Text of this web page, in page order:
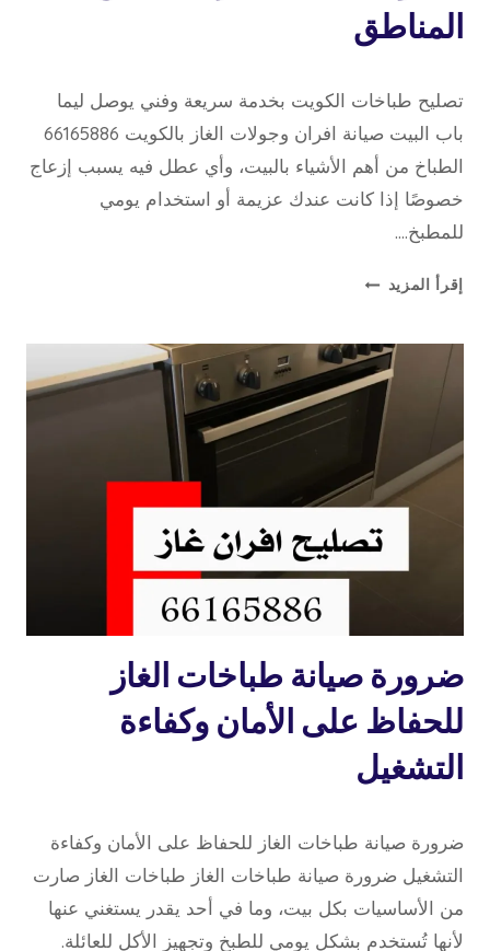
المناطق
repaircookers
تصليح طباخات الكويت بخدمة سريعة وفني يوصل ليما
باب البيت صيانة افران وجولات الغاز بالكويت 66165886
الطباخ من أهم الأشياء بالبيت، وأي عطل فيه يسبب إزعاج
خصوصًا إذا كانت عندك عزيمة أو استخدام يومي
للمطبخ….
إقرأ المزيد صيانة
الغاز
بالكويت
بخدمة
سريعة
لجميع
المناطق
طباخات
ضرورة صيانة طباخات الغاز
للحفاظ على الأمان وكفاءة
التشغيل
repaircookers
ضرورة صيانة طباخات الغاز للحفاظ على الأمان وكفاءة
التشغيل ضرورة صيانة طباخات الغاز طباخات الغاز صارت
من الأساسيات بكل بيت، وما في أحد يقدر يستغني عنها
لأنها تُستخدم بشكل يومي للطبخ وتجهيز الأكل للعائلة.